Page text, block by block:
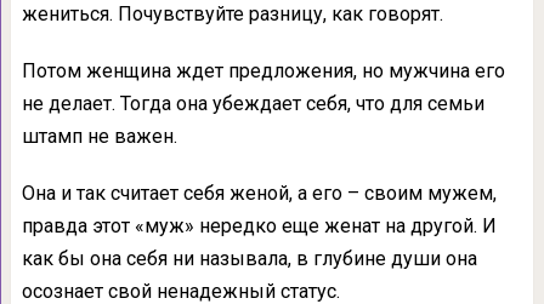
жениться. Почувствуйте разницу, как говорят.
Потом женщина ждет предложения, но мужчина его
не делает. Тогда она убеждает себя, что для семьи
штамп не важен.
Она и так считает себя женой, а его – своим мужем,
правда этот «муж» нередко еще женат на другой. И
как бы она себя ни называла, в глубине души она
осознает свой ненадежный статус.